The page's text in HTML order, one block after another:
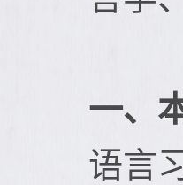
一、
语言